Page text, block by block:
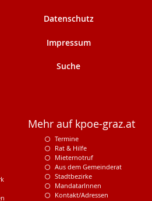
Datenschutz
Impressum
Suche
Mehr auf kpoe-graz.at
Termine
Rat & Hilfe
Mieternotruf
Aus dem Gemeinderat
Stadtbezirke
MandatarInnen
Kontakt/Adressen